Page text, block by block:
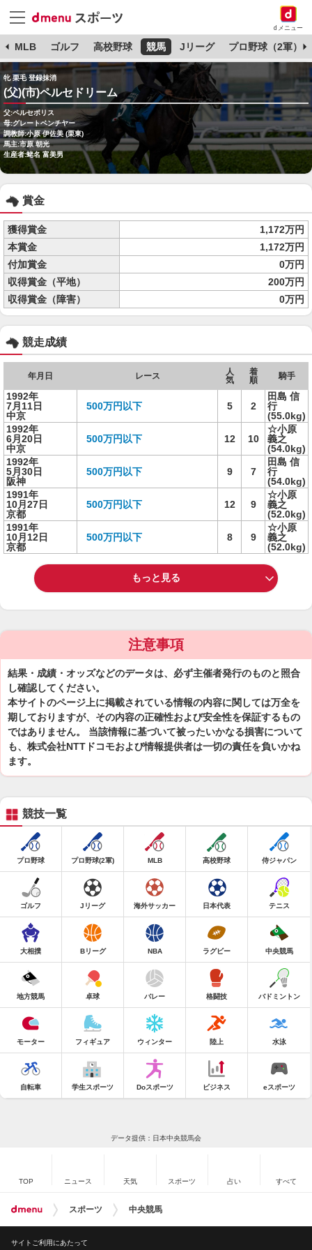
dメニュー
MLB ゴルフ 高校野球 競馬 Jリーグ プロ野球（2軍）
牝 栗毛 登録抹消
(父)(市)ペルセドリーム
父:ペルセポリス
母:グレートベンチヤー
調教師:小原 伊佐美 (栗東)
馬主:市原 朝光
生産者:蛯名 富美男
賞金
獲得賞金
1,172万円
本賞金
1,172万円
付加賞金
0万円
収得賞金（平地）
200万円
収得賞金（障害）
0万円
競走成績
年月日 レース
人
気
着
順
騎手
1992年
7月11日
中京
500万円以下 5 2
田島 信
行
(55.0kg)
1992年
6月20日
中京
500万円以下 12 10
☆小原
義之
(54.0kg)
1992年
5月30日
阪神
500万円以下 9 7
田島 信
行
(54.0kg)
1991年
10月27日
京都
500万円以下 12 9
☆小原
義之
(52.0kg)
1991年
10月12日
京都
500万円以下 8 9
☆小原
義之
(52.0kg)
もっと見る
注意事項
結果・成績・オッズなどのデータは、必ず主催者発行のものと照合
し確認してください。
本サイトのページ上に掲載されている情報の内容に関しては万全を
期しておりますが、その内容の正確性および安全性を保証するもの
ではありません。 当該情報に基づいて被ったいかなる損害について
も、株式会社NTTドコモおよび情報提供者は一切の責任を負いかね
ます。
競技一覧
プロ野球 プロ野球(2軍) MLB 高校野球 侍ジャパン
ゴルフ Jリーグ 海外サッカー 日本代表 テニス
大相撲 Bリーグ NBA ラグビー 中央競馬
地方競馬 卓球 バレー 格闘技 バドミントン
モーター フィギュア ウィンター 陸上 水泳
自転車 学生スポーツ Doスポーツ ビジネス eスポーツ
データ提供：日本中央競馬会
TOP ニュース 天気 スポーツ 占い すべて
スポーツ 中央競馬
サイトご利用にあたって